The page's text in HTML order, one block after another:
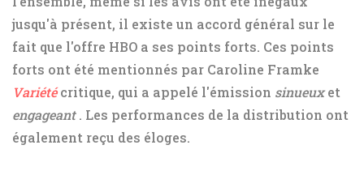
jusqu'à présent, il existe un accord général sur le
fait que l'offre HBO a ses points forts. Ces points
forts ont été mentionnés par Caroline Framke
Variété critique, qui a appelé l'émission sinueuxet
engageant. Les performances de la distribution ont
également reçu des éloges.